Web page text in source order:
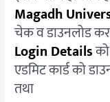
Magadh
चेक व डाउनलोड
Login Details
एडमिट कार्ड को
तथा